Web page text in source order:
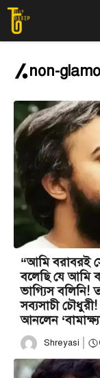
Skip
content
non-
“আমি বরাবরই
বলেছি যে আমি
ভাগ্যিস
সব্যসাচী
আনলেন
Shreyasi